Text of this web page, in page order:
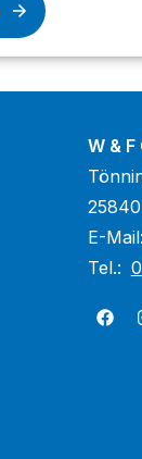
W &
E-Mail:
Tel.: